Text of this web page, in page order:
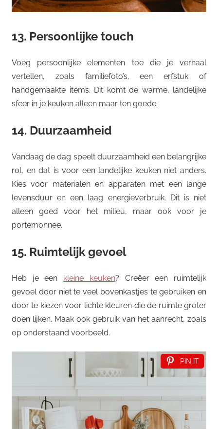
13. Persoonlijke touch
Voeg persoonlijke elementen toe die je verhaal
vertellen, zoals familiefoto’s, een erfstuk of
handgemaakte items. Dit komt de warme, landelijke
sfeer in je keuken alleen maar ten goede.
14. Duurzaamheid
Vandaag de dag speelt duurzaamheid een belangrijke
rol, en dat is voor een landelijke keuken niet anders.
Kies voor materialen en apparaten met een lange
levensduur en een laag energieverbruik. Dit is niet
alleen goed voor het milieu, maar ook voor je
portemonnee.
15. Ruimtelijk gevoel
Heb je een kleine keuken? Creëer een ruimtelijk
gevoel door niet te veel bovenkastjes te gebruiken en
door te kiezen voor lichte kleuren die de ruimte groter
doen lijken. Maak ook gebruik van het aanrecht, zoals
op onderstaand voorbeeld.
PIN IT